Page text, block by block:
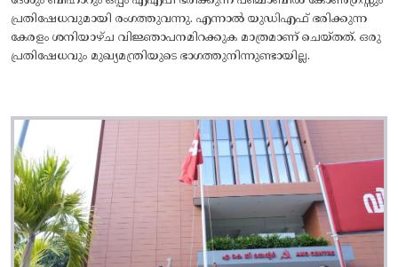
പ്രതിഷേധവുമായി രംഗത്തുവന്നു. എന്നാൽ യുഡിഎഫ് ഭരിക്കുന്ന
കേരളം ശനിയാഴ്ച വിജ്ഞാപനമിറക്കുക മാത്രമാണ് ചെയ്തത്. ഒരു
പ്രതിഷേധവും മുഖ്യമന്ത്രിയുടെ ഭാഗത്തുനിന്നുണ്ടായില്ല.